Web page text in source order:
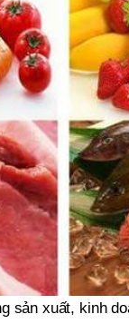
sản xuất, kinh